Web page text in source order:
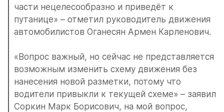
части нецелесообразно и приведёт к
путанице» – отметил руководитель движения
автомобилистов Оганесян Армен Карленович.
«Вопрос важный, но сейчас не представляется
возможным изменить схему движения без
нанесения новой разметки, потому что
водители привыкли к текущей схеме» – заявил
Соркин Марк Борисович, на мой вопрос,